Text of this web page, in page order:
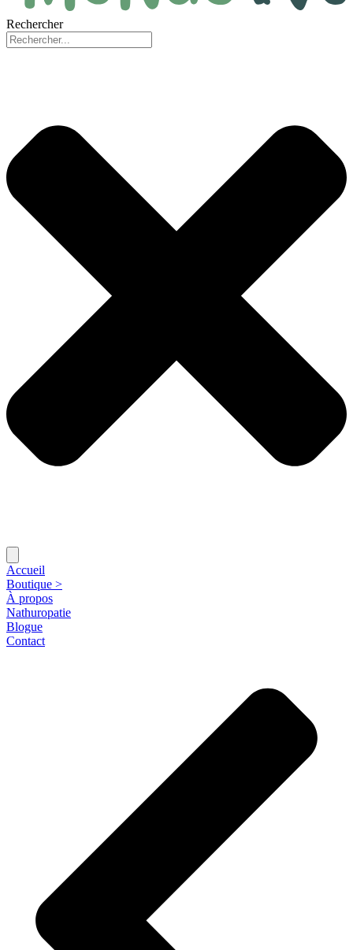
Rechercher
Accueil
Boutique >
À propos
Nathuropatie
Blogue
Contact